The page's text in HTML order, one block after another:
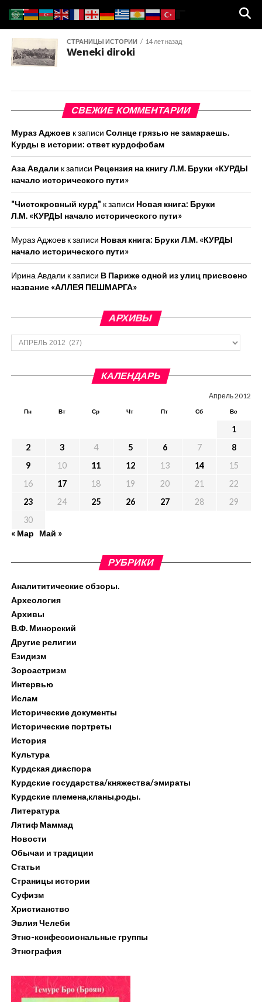
СТРАНИЦЫ ИСТОРИИ 14 лет назад
Weneki diroki
СВЕЖИЕ КОММЕНТАРИИ
Мураз Аджоев к записи Солнце грязью не замараешь.
Курды в истории: ответ курдофобам
Аза Авдали к записи Рецензия на книгу Л.М. Бруки «КУРДЫ
начало исторического пути»
"Чистокровный курд" к записи Новая книга: Бруки
Л.М. «КУРДЫ начало исторического пути»
Мураз Аджоевк записи Новая книга: Бруки Л.М. «КУРДЫ
начало исторического пути»
Ирина Авдали к записи В Париже одной из улиц присвоено
название «АЛЛЕЯ ПЕШМАРГА»
АРХИВЫ
Архивы
КАЛЕНДАРЬ
Апрель 2012
Пн Вт Ср Чт Пт Сб Вс
1
2
3 4 5 6 7
8
9
10 11 12 13 14
15
16
17 18 19 20 21
22
23
24 25 26 27 28
29
30
« Мар
Май »
РУБРИКИ
Аналититические обзоры.
Археология
Архивы
В.Ф. Минорский
Другие религии
Езидизм
Зороастризм
Интервью
Ислам
Исторические документы
Исторические портреты
История
Культура
Курдская диаспора
Курдские государства/княжества/эмираты
Курдские племена,кланы,роды.
Литература
Лятиф Маммад
Новости
Обычаи и традиции
Статьи
Страницы истории
Суфизм
Христианство
Эвлия Челеби
Этно-конфессиональные группы
Этнография